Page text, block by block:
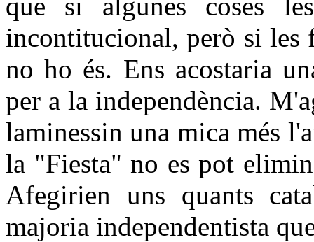
incontitucional, però si les
no ho és. Ens acostaria
per a la independència.
laminessin una mica més
la "Fiesta" no es pot
Afegirien uns quants
majoria independentista